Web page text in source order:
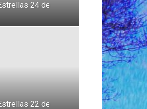
24 de
22 de